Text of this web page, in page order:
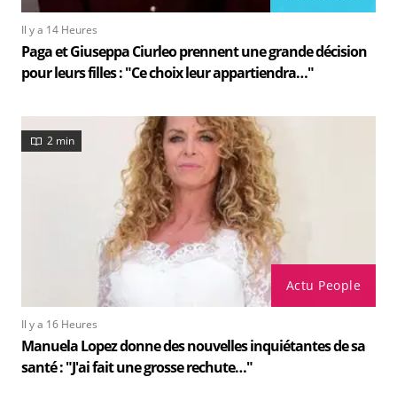
Il y a 14 Heures
Paga et Giuseppa Ciurleo prennent une grande décision
pour leurs filles : "Ce choix leur appartiendra…"
Actu People
2 min
Il y a 16 Heures
Manuela Lopez donne des nouvelles inquiétantes de sa
santé : "J'ai fait une grosse rechute…"